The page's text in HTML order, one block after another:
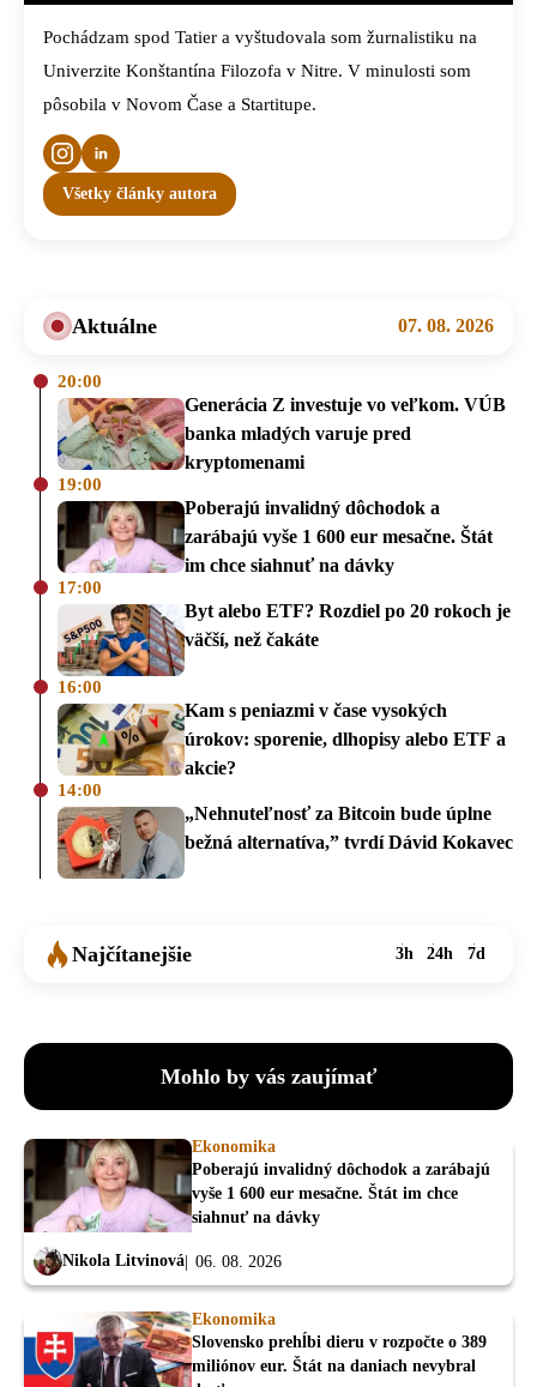
Pochádzam spod Tatier a vyštudovala som žurnalistiku na
Univerzite Konštantína Filozofa v Nitre. V minulosti som
pôsobila v Novom Čase a Startitupe.
Všetky články autora
Aktuálne 07. 08. 2026
20:00
Generácia Z investuje vo veľkom. VÚB
banka mladých varuje pred
kryptomenami
19:00
Poberajú invalidný dôchodok a
zarábajú vyše 1 600 eur mesačne. Štát
im chce siahnuť na dávky
17:00
Byt alebo ETF? Rozdiel po 20 rokoch je
väčší, než čakáte
16:00
Kam s peniazmi v čase vysokých
úrokov: sporenie, dlhopisy alebo ETF a
akcie?
14:00
„Nehnuteľnosť za Bitcoin bude úplne
bežná alternatíva,” tvrdí Dávid Kokavec
Najčítanejšie 3h 24h 7d
Mohlo by vás zaujímať
Ekonomika
Poberajú invalidný dôchodok a zarábajú
vyše 1 600 eur mesačne. Štát im chce
siahnuť na dávky
Nikola Litvinová 06. 08. 2026
Ekonomika
Slovensko prehĺbi dieru v rozpočte o 389
miliónov eur. Štát na daniach nevybral